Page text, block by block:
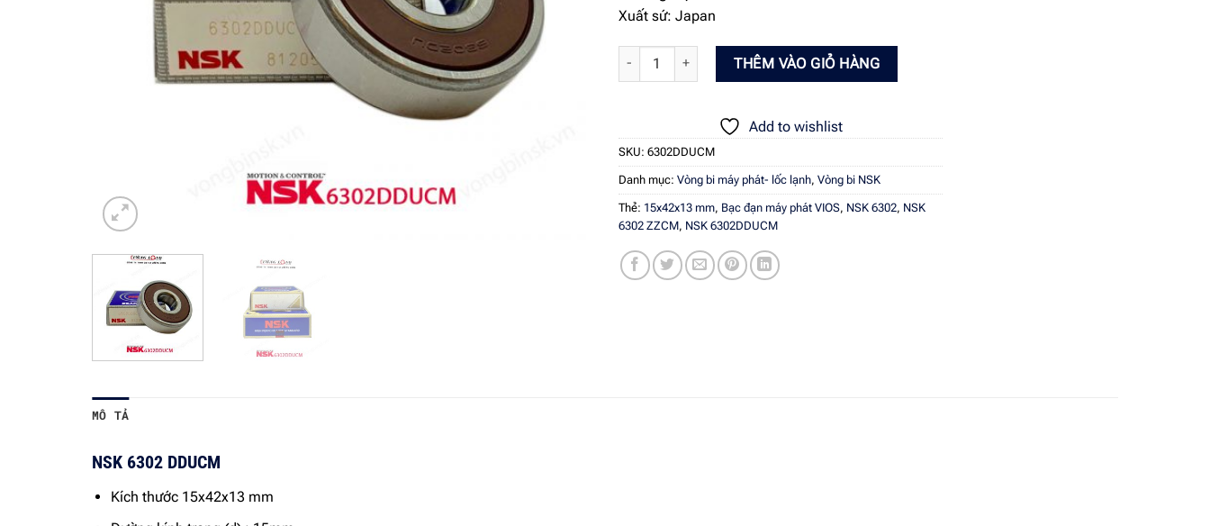
Xuất sứ: Japan
Bạc đạn máy phát Toyota Vios - NSK 6302 DDUCM số lượng
THÊM VÀO GIỎ HÀNG
Add to wishlist
SKU: 6302DDUCM
Danh mục: Vòng bi máy phát- lốc lạnh, Vòng bi NSK
Thẻ: 15x42x13 mm, Bạc đạn máy phát VIOS, NSK 6302, NSK
6302 ZZCM, NSK 6302DDUCM
MÔ TẢ
NSK 6302 DDUCM
Kích thước 15x42x13 mm